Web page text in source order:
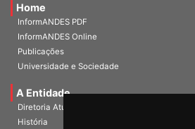
Home
InformANDES PDF
InformANDES Online
Publicações
Universidade e Sociedade
A Entidade
Diretoria Atual
História